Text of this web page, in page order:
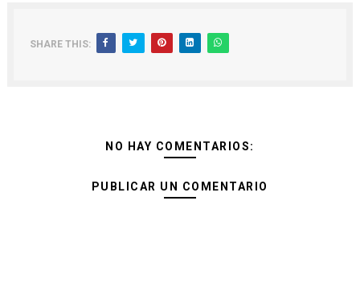
SHARE THIS:
NO HAY COMENTARIOS:
PUBLICAR UN COMENTARIO